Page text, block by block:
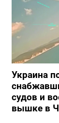
Украина
судов и
вышке в